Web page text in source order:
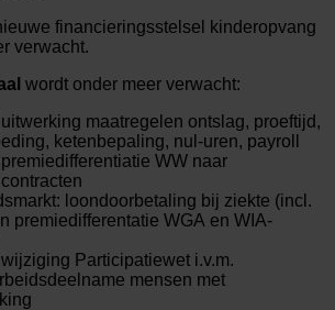
financieringsstelsel kinderopvang
verwacht.
wordt onder meer verwacht:
maatregelen ontslag, proeftijd,
ketenbepaling, nul-uren, payroll
WW naar
loondoorbetaling bij ziekte (incl.
premiedifferentatie WGA en WIA-
Participatiewet i.v.m.
mensen met